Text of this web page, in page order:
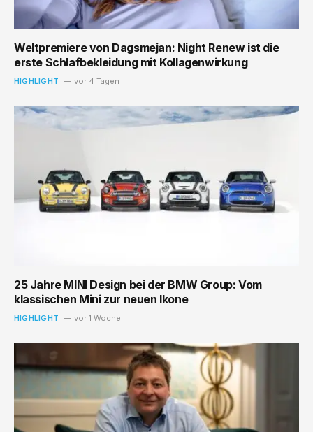
Weltpremiere von Dagsmejan: Night Renew ist die
erste Schlafbekleidung mit Kollagenwirkung
HIGHLIGHT vor 4 Tagen
25 Jahre MINI Design bei der BMW Group: Vom
klassischen Mini zur neuen Ikone
HIGHLIGHT vor 1 Woche